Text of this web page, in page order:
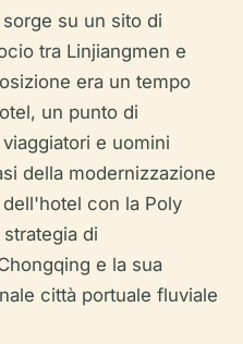
su un sito di
tra Linjiangmen e
era un tempo
un punto di
e uomini
della modernizzazione
con la Poly
di
e la sua
città portuale fluviale